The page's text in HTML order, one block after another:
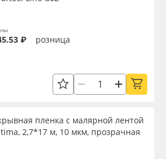
₽ розница
пленка с малярной лентой
2,7*17 м, 10 мкм, прозрачная